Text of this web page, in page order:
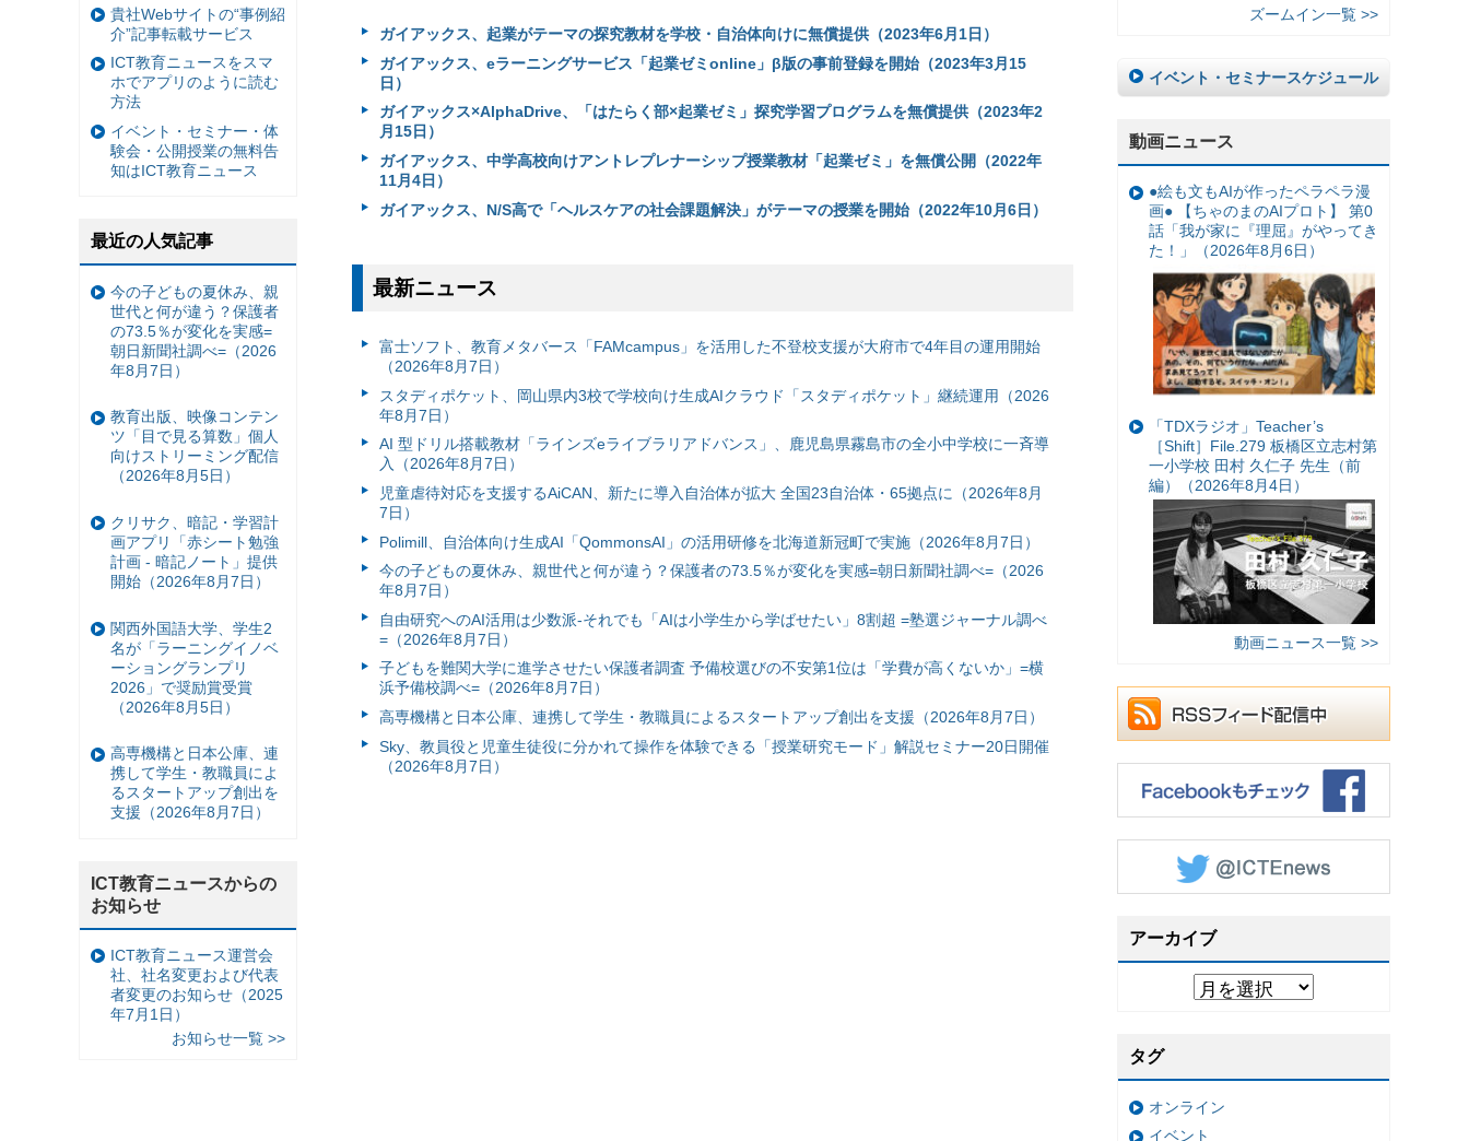
ガイアックス、起業がテーマの探究教材を学校・自治体向けに無償提供（2023年6月1日）
ガイアックス、eラーニングサービス「起業ゼミonline」β版の事前登録を開始（2023年3月15
日）
ガイアックス×AlphaDrive、「はたらく部×起業ゼミ」探究学習プログラムを無償提供（2023年2
月15日）
ガイアックス、中学高校向けアントレプレナーシップ授業教材「起業ゼミ」を無償公開（2022年
11月4日）
ガイアックス、N/S高で「ヘルスケアの社会課題解決」がテーマの授業を開始（2022年10月6日）
最新ニュース
富⼠ソフト、教育メタバース「FAMcampus」を活用した不登校支援が大府市で4年目の運用開始
（2026年8月7日）
スタディポケット、岡山県内3校で学校向け生成AIクラウド「スタディポケット」継続運用（2026
年8月7日）
AI 型ドリル搭載教材「ラインズeライブラリアドバンス」、鹿児島県霧島市の全小中学校に一斉導
入（2026年8月7日）
児童虐待対応を支援するAiCAN、新たに導入自治体が拡大 全国23自治体・65拠点に（2026年8月
7日）
Polimill、自治体向け生成AI「QommonsAI」の活用研修を北海道新冠町で実施（2026年8月7日）
今の子どもの夏休み、親世代と何が違う？保護者の73.5％が変化を実感=朝日新聞社調べ=（2026
年8月7日）
自由研究へのAI活用は少数派-それでも「AIは小学生から学ばせたい」8割超 =塾選ジャーナル調べ
=（2026年8月7日）
子どもを難関大学に進学させたい保護者調査 予備校選びの不安第1位は「学費が高くないか」=横
浜予備校調べ=（2026年8月7日）
高専機構と日本公庫、連携して学生・教職員によるスタートアップ創出を支援（2026年8月7日）
Sky、教員役と児童生徒役に分かれて操作を体験できる「授業研究モード」解説セミナー20日開催
（2026年8月7日）
ズームイン一覧 >>
イベント・セミナースケジュール
動画ニュース
●絵も文もAIが作ったペラペラ漫
画● 【ちゃのまのAIプロト】 第0
話「我が家に『理屈』がやってき
た！」（2026年8月6日）
「TDXラジオ」Teacher’s
［Shift］File.279 板橋区立志村第
一小学校 田村 久仁子 先生（前
編）（2026年8月4日）
動画ニュース一覧 >>
アーカイブ
タグ
オンライン
イベント
貴社Webサイトの“事例紹
介”記事転載サービス
ICT教育ニュースをスマ
ホでアプリのように読む
方法
イベント・セミナー・体
験会・公開授業の無料告
知はICT教育ニュース
最近の人気記事
今の子どもの夏休み、親
世代と何が違う？保護者
の73.5％が変化を実感=
朝日新聞社調べ=（2026
年8月7日）
教育出版、映像コンテン
ツ「目で見る算数」個人
向けストリーミング配信
（2026年8月5日）
クリサク、暗記・学習計
画アプリ「赤シート勉強
計画 - 暗記ノート」提供
開始（2026年8月7日）
関西外国語大学、学生2
名が「ラーニングイノベ
ーショングランプリ
2026」で奨励賞受賞
（2026年8月5日）
高専機構と日本公庫、連
携して学生・教職員によ
るスタートアップ創出を
支援（2026年8月7日）
ICT教育ニュースからの
お知らせ
ICT教育ニュース運営会
社、社名変更および代表
者変更のお知らせ（2025
年7月1日）
お知らせ一覧 >>